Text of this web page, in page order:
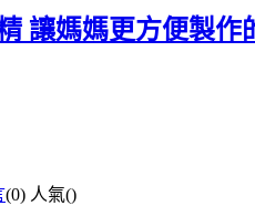
讓媽媽更方便製作
(0) 人氣()